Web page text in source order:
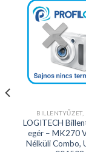
BILLENTYŰZET,
LOGITECH
egér – MK270
Nélküli Combo,